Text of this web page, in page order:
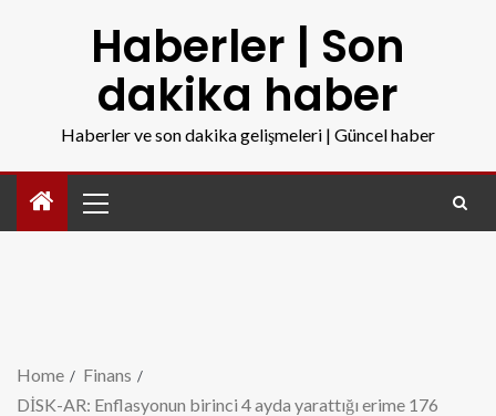
Haberler | Son
dakika haber
Haberler ve son dakika gelişmeleri | Güncel haber
Home
Finans
DİSK-AR: Enflasyonun birinci 4 ayda yarattığı erime 176